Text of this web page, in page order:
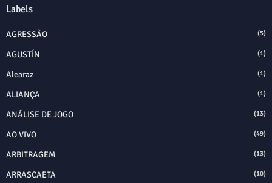
Labels
AGRESSÃO (5)
AGUSTÍN (1)
Alcaraz (1)
ALIANÇA (1)
ANÁLISE DE JOGO (13)
AO VIVO (49)
ARBITRAGEM (13)
ARRASCAETA (10)